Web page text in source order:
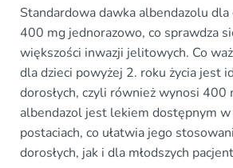
Standardowa dawka albendazolu dla
400 mg jednorazowo, co sprawdza
większości inwazji jelitowych. Co
dla dzieci powyżej 2. roku życia jest
dorosłych, czyli również wynosi 400
albendazol jest lekiem dostępnym w
postaciach, co ułatwia jego
dorosłych, jak i dla młodszych